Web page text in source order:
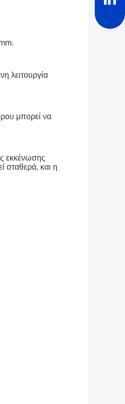
λειτουργία
μπορεί να
εκκένωσης
σταθερά, και η